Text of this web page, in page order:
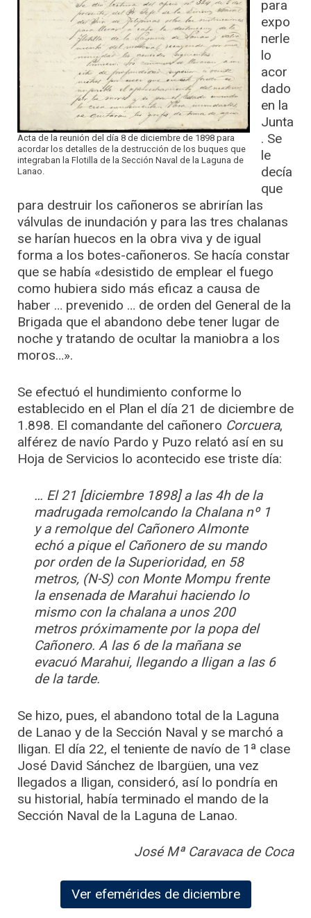
Acta de la reunión del día 8 de diciembre de 1898 para
acordar los detalles de la destrucción de los buques que
integraban la Flotilla de la Sección Naval de la Laguna de
Lanao.
para
expo
nerle
lo
acor
dado
en la
Junta
. Se
le
decía
que
para destruir los cañoneros se abrirían las
válvulas de inundación y para las tres chalanas
se harían huecos en la obra viva y de igual
forma a los botes-cañoneros. Se hacía constar
que se había «desistido de emplear el fuego
como hubiera sido más eficaz a causa de
haber … prevenido … de orden del General de la
Brigada que el abandono debe tener lugar de
noche y tratando de ocultar la maniobra a los
moros…».
Se efectuó el hundimiento conforme lo
establecido en el Plan el día 21 de diciembre de
1.898. El comandante del cañonero Corcuera,
alférez de navío Pardo y Puzo relató así en su
Hoja de Servicios lo acontecido ese triste día:
… El 21 [diciembre 1898] a las 4h de la
madrugada remolcando la Chalana nº 1
y a remolque del Cañonero Almonte
echó a pique el Cañonero de su mando
por orden de la Superioridad, en 58
metros, (N-S) con Monte Mompu frente
la ensenada de Marahui haciendo lo
mismo con la chalana a unos 200
metros próximamente por la popa del
Cañonero. A las 6 de la mañana se
evacuó Marahui, llegando a Iligan a las 6
de la tarde.
Se hizo, pues, el abandono total de la Laguna
de Lanao y de la Sección Naval y se marchó a
Iligan. El día 22, el teniente de navío de 1ª clase
José David Sánchez de Ibargüen, una vez
llegados a Iligan, consideró, así lo pondría en
su historial, había terminado el mando de la
Sección Naval de la Laguna de Lanao.
José Mª Caravaca de Coca
Ver efemérides de diciembre